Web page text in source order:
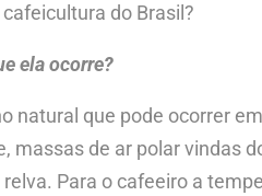
do Brasil?
ela ocorre?
natural que pode ocorrer
massas de ar polar vindas
relva. Para o cafeeiro a